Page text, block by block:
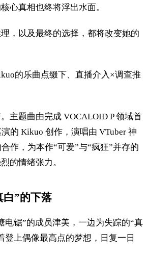
心真相也终将浮出水面。
，以及最终的选择，都将改变她的
的乐曲点缀下、直播介入×调查推
主题曲由完成 VOCALOID P 领域首
的 Kikuo 创作，演唱由 VTuber 神
作，为本作“可爱”与“疯狂”并存的
的情绪张力。
白”的下落
电锯”的成员津美，一边为失踪的“真
登上偶像最高点的梦想，日复一日